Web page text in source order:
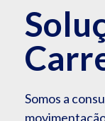
Somos a